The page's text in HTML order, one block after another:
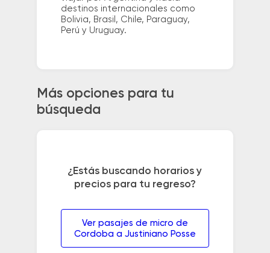
destinos internacionales como
Bolivia, Brasil, Chile, Paraguay,
Perú y Uruguay.
Más opciones para tu
búsqueda
¿Estás buscando horarios y
precios para tu regreso?
Ver pasajes de micro de
Cordoba a Justiniano Posse